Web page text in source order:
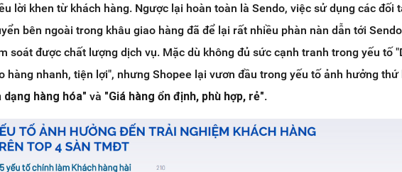
lời khen từ khách hàng. Ngược lại hoàn toàn là Sendo, việc sử dụng các đối
bên ngoài trong khâu giao hàng đã để lại rất nhiều phàn nàn dẫn tới
soát được chất lượng dịch vụ. Mặc dù không đủ sức cạnh tranh trong yếu tố
hàng nhanh, tiện lợi", nhưng Shopee lại vươn đầu trong yếu tố ảnh hưởng thứ
dạng hàng hóa" và "Giá hàng ổn định, phù hợp, rẻ".